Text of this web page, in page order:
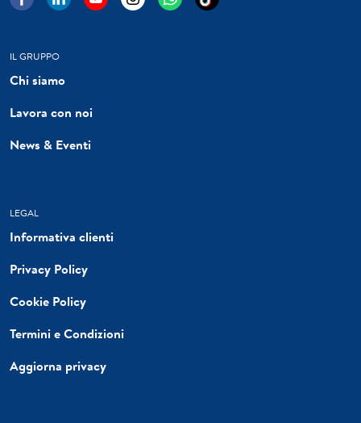
IL GRUPPO
Chi siamo
Lavora con noi
News & Eventi
LEGAL
Informativa clienti
Privacy Policy
Cookie Policy
Termini e Condizioni
Aggiorna privacy